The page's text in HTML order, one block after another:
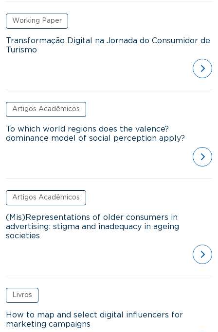
Working Paper
Transformação Digital na Jornada do Consumidor de
Turismo
Artigos Acadêmicos
To which world regions does the valence?
dominance model of social perception apply?
Artigos Acadêmicos
(Mis)Representations of older consumers in
advertising: stigma and inadequacy in ageing
societies
Livros
How to map and select digital influencers for
marketing campaigns